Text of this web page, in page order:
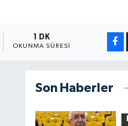
1 DK
OKUNMA SÜRESI
Son Haberler